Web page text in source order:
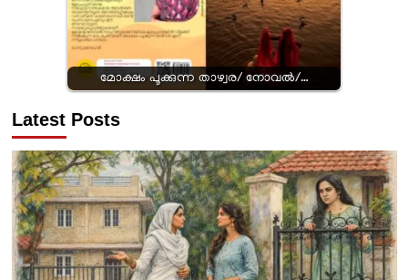
മോക്ഷം പൂക്കുന്ന താഴ്വര/ നോവൽ/…
Latest Posts